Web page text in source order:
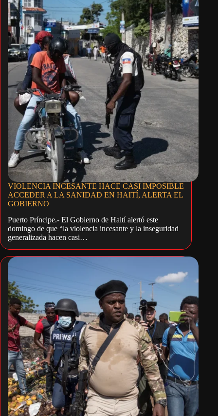
VIOLENCIA INCESANTE HACE CASI IMPOSIBLE
ACCEDER A LA SANIDAD EN HAITÍ, ALERTA EL
GOBIERNO
Puerto Príncipe.- El Gobierno de Haití alertó este
domingo de que “la violencia incesante y la inseguridad
generalizada hacen casi…